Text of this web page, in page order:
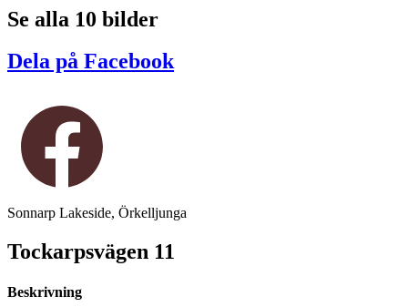
Se alla 10 bilder
Dela på Facebook
Sonnarp Lakeside, Örkelljunga
Tockarpsvägen 11
Beskrivning